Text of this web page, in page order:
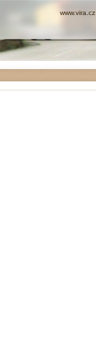
www.vira.cz